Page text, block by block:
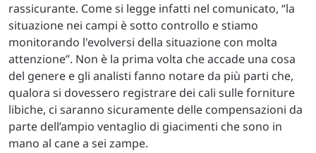
rassicurante. Come si legge infatti nel comunicato, “la
situazione nei campi è sotto controllo e stiamo
monitorando l'evolversi della situazione con molta
attenzione”. Non è la prima volta che accade una cosa
del genere e gli analisti fanno notare da più parti che,
qualora si dovessero registrare dei cali sulle forniture
libiche, ci saranno sicuramente delle compensazioni da
parte dell’ampio ventaglio di giacimenti che sono in
mano al cane a sei zampe.